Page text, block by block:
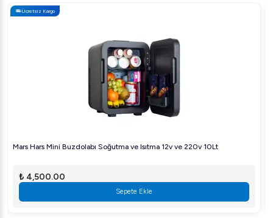
Ücretsiz Kargo
Mars Hars Mini Buzdolabı Soğutma ve Isıtma 12v ve 220v 10Lt
₺ 4,500.00
Sepete Ekle